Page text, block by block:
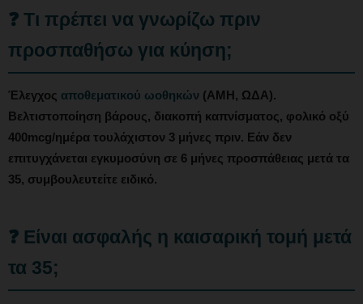
❓ Τι πρέπει να γνωρίζω πριν
προσπαθήσω για κύηση;
Έλεγχος αποθεματικού ωοθηκών (AMH, ΩΔΑ).
Βελτιστοποίηση βάρους, διακοπή καπνίσματος, φολικό οξύ
400mcg/ημέρα τουλάχιστον 3 μήνες πριν. Εάν δεν
επιτυγχάνεται εγκυμοσύνη σε 6 μήνες προσπάθειας μετά τα
35, συμβουλευτείτε ειδικό.
❓ Είναι ασφαλής η καισαρική τομή μετά
τα 35;